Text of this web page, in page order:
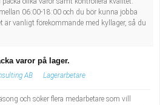
06:00-18:00 och du bör kunna jobba
är vanligt förekommande med kyllager, så du
varor på lager.
AB Lagerarbetare
och söker flera medarbetare som vill